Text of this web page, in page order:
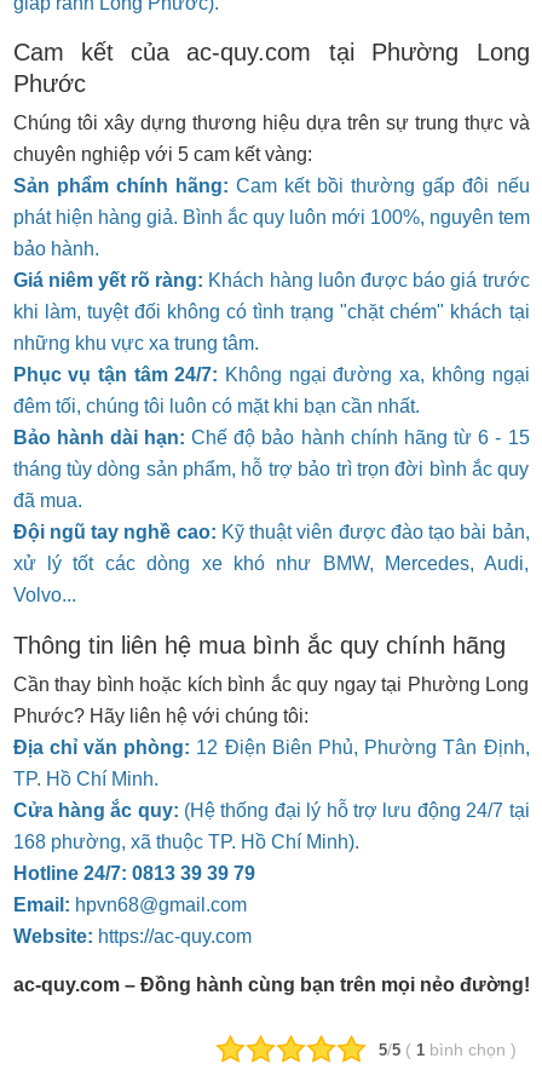
Cam kết của ac-quy.com tại Phường Long
Phước
Chúng tôi xây dựng thương hiệu dựa trên sự trung thực và
chuyên nghiệp với 5 cam kết vàng:
Sản phẩm chính hãng: Cam kết bồi thường gấp đôi nếu
phát hiện hàng giả. Bình ắc quy luôn mới 100%, nguyên tem
bảo hành.
Giá niêm yết rõ ràng: Khách hàng luôn được báo giá trước
khi làm, tuyệt đối không có tình trạng "chặt chém" khách tại
những khu vực xa trung tâm.
Phục vụ tận tâm 24/7: Không ngại đường xa, không ngại
đêm tối, chúng tôi luôn có mặt khi bạn cần nhất.
Bảo hành dài hạn: Chế độ bảo hành chính hãng từ 6 - 15
tháng tùy dòng sản phẩm, hỗ trợ bảo trì trọn đời bình ắc quy
đã mua.
Đội ngũ tay nghề cao: Kỹ thuật viên được đào tạo bài bản,
xử lý tốt các dòng xe khó như BMW, Mercedes, Audi,
Volvo...
Thông tin liên hệ mua bình ắc quy chính hãng
Cần thay bình hoặc kích bình ắc quy ngay tại Phường Long
Phước? Hãy liên hệ với chúng tôi:
Địa chỉ văn phòng: 12 Điện Biên Phủ, Phường Tân Định,
TP. Hồ Chí Minh.
Cửa hàng ắc quy: (Hệ thống đại lý hỗ trợ lưu động 24/7 tại
168 phường, xã thuộc TP. Hồ Chí Minh).
Hotline 24/7: 0813 39 39 79
Email: hpvn68@gmail.com
Website: https://ac-quy.com
ac-quy.com – Đồng hành cùng bạn trên mọi nẻo đường!
5/5 ( 1 bình chọn )